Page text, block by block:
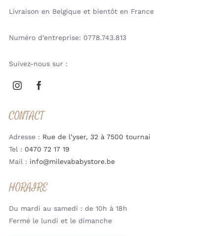
Livraison en Belgique et bientôt en France
Numéro d’entreprise: 0778.743.813
Suivez-nous sur :
CONTACT
Adresse : Rue de l’yser, 32 à 7500 tournai
Tel : 0470 72 17 19
Mail : info@milevababystore.be
HORAIRE
Du mardi au samedi : de 10h à 18h
Fermé le lundi et le dimanche